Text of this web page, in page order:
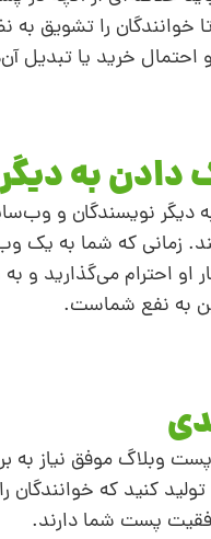
خوانندگان را تشویق
خرید یا تبدیل
دیگر نویسندگان و
زمانی که شما به یک
او احترام می‌گذارید و
به نفع شماست.
وبلاگ موفق نیاز به
کنید که
پست شما دارند.